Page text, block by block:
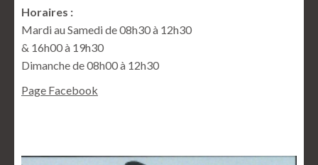
Horaires :
Mardi au Samedi de 08h30 à 12h30
& 16h00 à 19h30
Dimanche de 08h00 à 12h30
Page Facebook